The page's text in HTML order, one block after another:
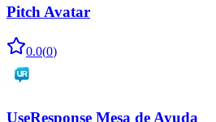
Pitch Avatar
0.0(0)
UseResponse Mesa de Ayuda